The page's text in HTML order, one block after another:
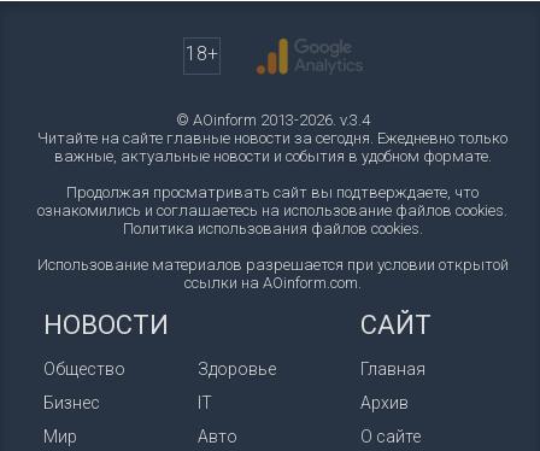
18+
© AOinform 2013-2026. v.3.4
Читайте на сайте главные новости за сегодня. Ежедневно только
важные, актуальные новости и события в удобном формате.
Продолжая просматривать сайт вы подтверждаете, что
ознакомились и соглашаетесь на использование файлов cookies.
Политика использования файлов cookies.
Использование материалов разрешается при условии открытой
ссылки на AOinform.com.
НОВОСТИ
Общество
Бизнес
Мир
Здоровье
IT
Авто
САЙТ
Главная
Архив
О сайте